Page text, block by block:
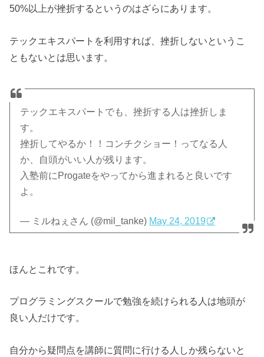
50%以上が挫折するというのはざらにあります。
テックエキスパートを利用すれば、挫折しないというこ
ともないとは思います。
テックエキスパートでも、挫折する人は挫折しま
す。
挫折してやるか！！コンチクショー！ってなる人
か、自頭がいい人が残ります。
入塾前にProgateをやってから進まれると良いです
よ。
— ミルねぇさん (@mil_tanke) May 24, 2019
ほんとこれです。
プログラミングスクールで勉強を続けられる人は地頭が
良い人だけです。
自分から疑問点を講師に質問に行ける人しか残らないと